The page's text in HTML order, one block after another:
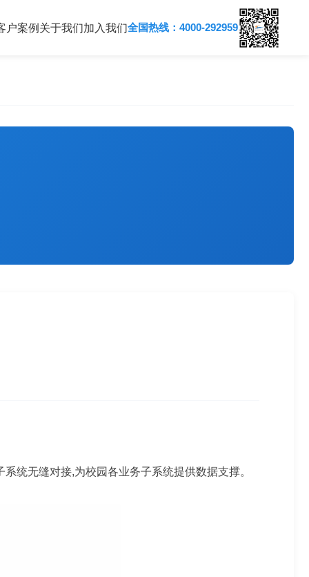
户案例 关于我们加入我们全国热线：4000-292959
统无缝对接,为校园各业务子系统提供数据支撑。